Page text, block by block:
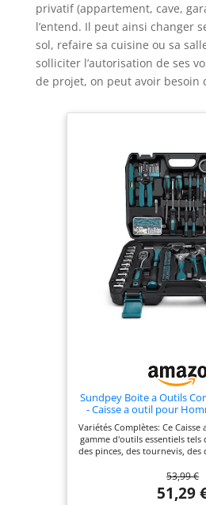
privatif (appartement, cave,
l’entend. Il peut ainsi changer
sol, refaire sa cuisine ou sa
solliciter l’autorisation de ses
de projet, on peut avoir besoin
Sundpey Boite a Outils
- Caisse a outil pour
Malette Outils Complet
Clés à Douille Ensemble
Hexagonale
Variétés Complètes: Ce
gamme d'outils essentiels tels
des pinces, des tournevis,
mesurer, et plus encore.
souple offrent un confort
supérieurs lors de
solidement fixé à sa place
53,99 €
51,29